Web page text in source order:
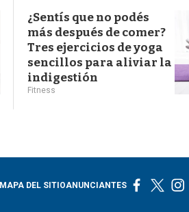
¿Sentís que no podés
más después de comer?
Tres ejercicios de yoga
sencillos para aliviar la
indigestión
Fitness
MAPA DEL SITIOANUNCIANTES